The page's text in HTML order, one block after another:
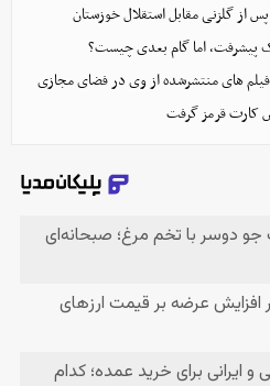
پس از گلزنی مقابل استقلال خوزستان
پیشرفت، اما گام بعدی چیست؟
های منتشرشده از وی در فضای مجازی
کارت قرمز گرفت